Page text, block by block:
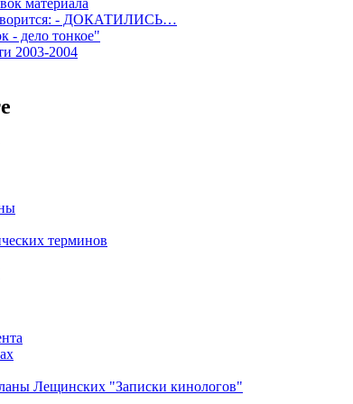
материала
- ДОКАТИЛИСЬ…
- дело тонкое"
2003-2004
терминов
Лещинских "Записки кинологов"